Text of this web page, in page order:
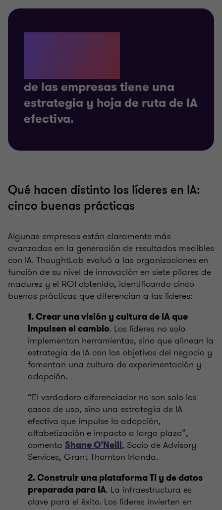
de las empresas tiene una
estrategia y hoja de ruta de IA
efectiva.
Qué hacen distinto los líderes en IA:
cinco buenas prácticas
Algunas empresas están claramente más
avanzadas en la generación de resultados medibles
con IA. ThoughtLab evaluó a las organizaciones en
función de su nivel de innovación en siete pilares de
madurez y el ROI obtenido, identificando cinco
buenas prácticas que diferencian a las líderes:
1. Crear una visión y cultura de IA que
impulsen el cambio. Los líderes no solo
implementan herramientas, sino que alinean la
estrategia de IA con los objetivos del negocio y
fomentan una cultura de experimentación y
adopción.
“El verdadero diferenciador no son solo los
casos de uso, sino una estrategia de IA
efectiva que impulse la adopción,
alfabetización e impacto a largo plazo”,
comenta Shane O’Neill, Socio de Advisory
Services, Grant Thornton Irlanda.
2. Construir una plataforma TI y de datos
preparada para IA. La infraestructura es
clave para el éxito. Los líderes invierten en